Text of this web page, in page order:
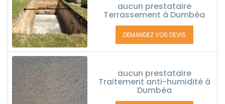
aucun prestataire
Terrassement à Dumbéa
DEMANDEZ VOS DEVIS
aucun prestataire
Traitement anti-humidité à
Dumbéa